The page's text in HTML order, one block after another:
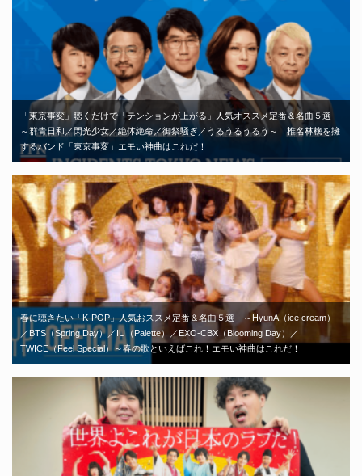
「東京事変」聴くだけで「テンションが上がる」人気オススメ定番＆名曲５選
～群青日和／閃光少女／絶体絶命／御祭騒ぎ／うるうるうるう～ 椎名林檎を擁
するバンド「東京事変」エモい神曲はこれだ！
春に聴きたい「K-POP」人気おススメ定番＆名曲５選 ～HyunA（ice cream）
／BTS（Spring Day）／IU（Palette）／EXO-CBX（Blooming Day）／
TWICE（Feel Special）～春の歌といえばこれ！エモい神曲はこれだ！